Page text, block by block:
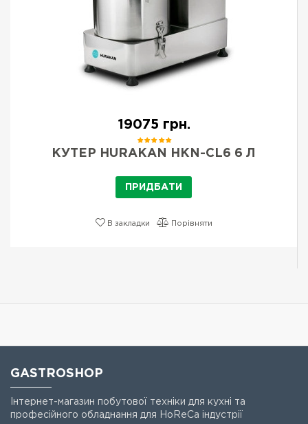
19075 грн.
КУТЕР HURAKAN HKN-CL6 6 Л
ПРИДБАТИ
В закладки Порівняти
GASTROSHOP
Інтернет-магазин побутової техніки для кухні та
професійного обладнання для HoReCa індустрії